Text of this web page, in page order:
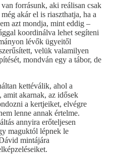
forrásunk, aki reálisan csak
akár el is riaszthatja, ha a
azt mondja, mint eddig –
koordinálva lehet segíteni
lévők ügyeitől
velük valamilyen
mondván egy a tábor, de
kettéválik, ahol a
akarnak, az idősek
a kertjeiket, elvégre
lenne annak értelme.
annyira erőteljesen
maguktól lépnek le
mintájára